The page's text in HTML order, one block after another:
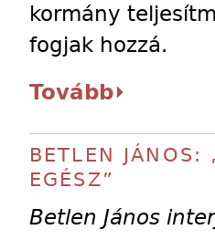
kormány
fogjak hozzá.
Tovább
BETLEN JÁNOS:
EGÉSZ”
Betlen János